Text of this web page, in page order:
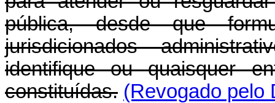
pública, desde que
jurisdicionados
identifique ou quaisquer
constituídas. (Revogado pelo